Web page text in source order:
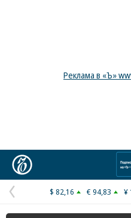
Реклама в «Ъ»
Предыдущая
$ 82,16 € 94,83 ¥